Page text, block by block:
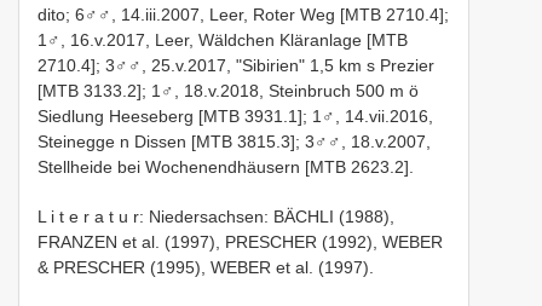
dito; 6♂♂, 14.iii.2007, Leer, Roter Weg [MTB 2710.4];
1♂, 16.v.2017, Leer, Wäldchen Kläranlage [MTB
2710.4]; 3♂♂, 25.v.2017, "Sibirien" 1,5 km s Prezier
[MTB 3133.2]; 1♂, 18.v.2018, Steinbruch 500 m ö
Siedlung Heeseberg [MTB 3931.1]; 1♂, 14.vii.2016,
Steinegge n Dissen [MTB 3815.3]; 3♂♂, 18.v.2007,
Stellheide bei Wochenendhäusern [MTB 2623.2].
L i t e r a t u r: Niedersachsen: BÄCHLI (1988),
FRANZEN et al. (1997), PRESCHER (1992), WEBER
& PRESCHER (1995), WEBER et al. (1997).